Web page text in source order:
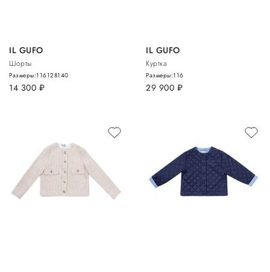
IL GUFO
Шорты
14 300 руб.
Размеры:116128140
IL GUFO
Куртка
29 900 руб.
Размеры:116